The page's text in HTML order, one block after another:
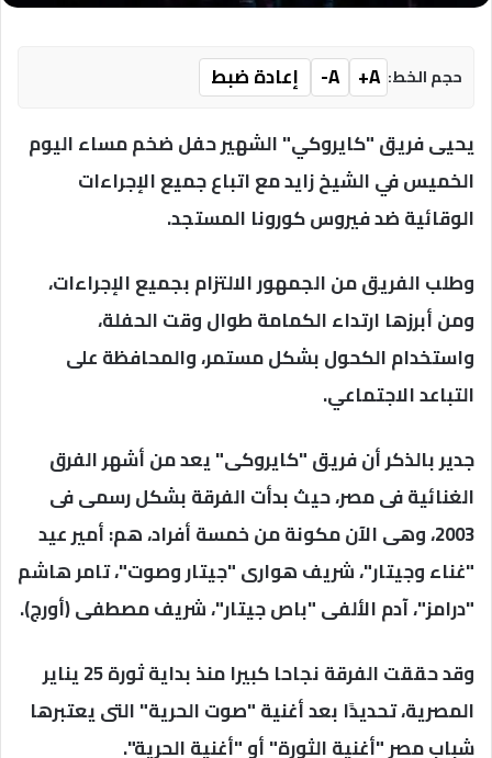
حجم الخط: A+
A-
إعادة ضبط
يحيى فريق "كايروكي" الشهير حفل ضخم مساء اليوم
الخميس في الشيخ زايد مع اتباع جميع الإجراءات
الوقائية ضد فيروس كورونا المستجد.
وطلب الفريق من الجمهور الالتزام بجميع الإجراءات،
ومن أبرزها ارتداء الكمامة طوال وقت الحفلة،
واستخدام الكحول بشكل مستمر، والمحافظة على
التباعد الاجتماعي.
جدير بالذكر أن فريق "كايروكى" يعد من أشهر الفرق
الغنائية فى مصر، حيث بدأت الفرقة بشكل رسمى فى
2003، وهى الآن مكونة من خمسة أفراد، هم: أمير عيد
"غناء وجيتار"، شريف هوارى "جيتار وصوت"، تامر هاشم
"درامز"، آدم الألفى "باص جيتار"، شريف مصطفى (أورج).
وقد حققت الفرقة نجاحا كبيرا منذ بداية ثورة 25 يناير
المصرية، تحديدًا بعد أغنية "صوت الحرية" التى يعتبرها
شباب مصر "أغنية الثورة" أو "أغنية الحرية".